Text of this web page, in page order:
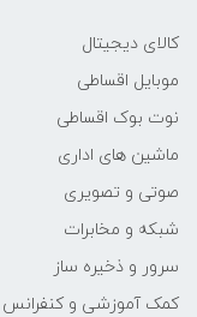
کالای دیجیتال
موبایل اقساطی
نوت بوک اقساطی
ماشین های اداری
صوتی و تصویری
شبکه و مخابرات
سرور و ذخیره ساز
کمک آموزشی و کنفرانس